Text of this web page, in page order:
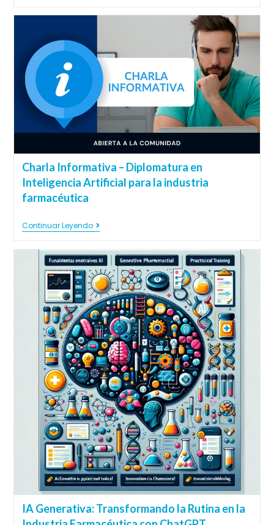
Charla Informativa – Diplomatura en
Inteligencia Artificial para la industria
farmacéutica
Continuar Leyendo
IA Generativa: Transformando la Rutina en la